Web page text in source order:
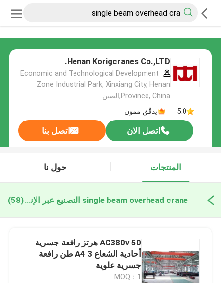
Henan Korigcranes Co.,LTD.
Economic and Technological Development
Zone Industrial Park, Xinxiang City, Henan
Province, China,الصين
5.0
يدقّق ممون
اتصل الان اتصل بنا
المنتجات حول نا
single beam overhead crane التصنيع عبر الإنترنت(58)
AC380v 50 هرتز رافعة جسرية
أحادية الشعاع A4 3 طن رافعة
جسرية علوية
MOQ：1